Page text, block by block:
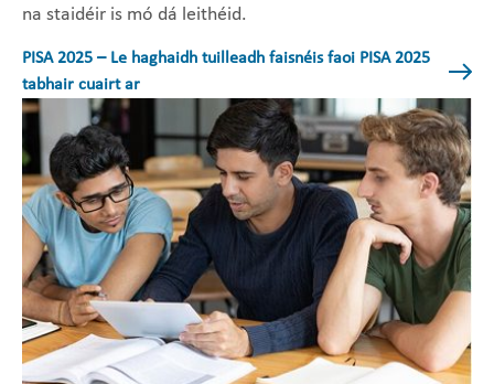
na staidéir is mó dá leithéid.
PISA 2025 – Le haghaidh tuilleadh faisnéis faoi PISA 2025
tabhair cuairt ar